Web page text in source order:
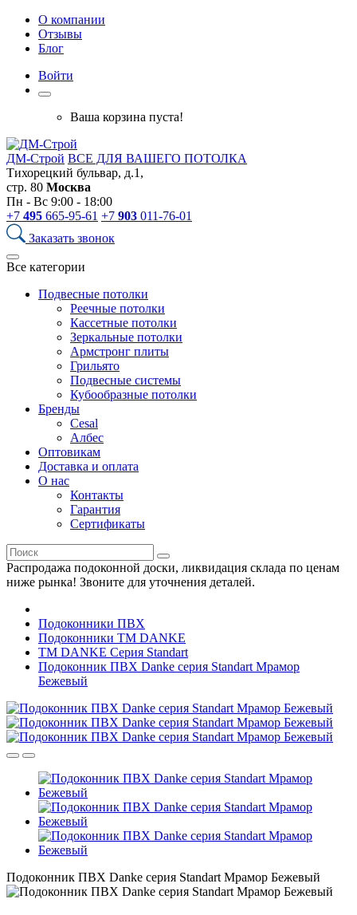
О компании
Отзывы
Блог
Войти
Ваша корзина пуста!
ДМ-Строй ВСЕ ДЛЯ ВАШЕГО ПОТОЛКА
Тихорецкий бульвар, д.1,
стр. 80 Москва
Пн - Вс 9:00 - 18:00
+7 495 665-95-61 +7 903 011-76-01
Заказать звонок
Все категории
Подвесные потолки
Реечные потолки
Кассетные потолки
Зеркальные потолки
Армстронг плиты
Грильято
Подвесные системы
Кубообразные потолки
Бренды
Cesal
Албес
Оптовикам
Доставка и оплата
О нас
Контакты
Гарантия
Сертификаты
Распродажа подоконной доски, ликвидация склада по ценам
ниже рынка! Звоните для уточнения деталей.
Подоконники ПВХ
Подоконники ТМ DANKE
TM DANKE Серия Standart
Подоконник ПВХ Danke серия Standart Мрамор
Бежевый
Подоконник ПВХ Danke серия Standart Мрамор Бежевый